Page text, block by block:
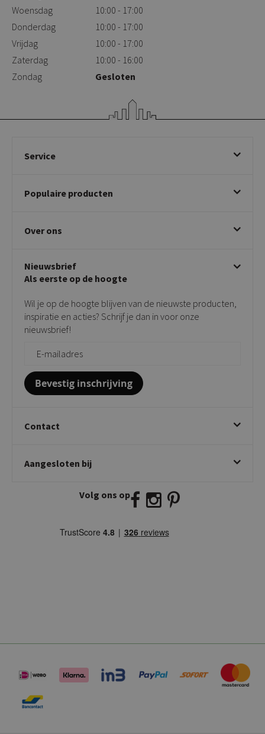
Woensdag
10:00 - 17:00
Donderdag
10:00 - 17:00
Vrijdag
10:00 - 17:00
Zaterdag
10:00 - 16:00
Zondag
Gesloten
Service
Betalen & annuleren
Klachtafhandeling
Privacy policy
Populaire producten
Draaibare eetkamerstoelen
Taupe stoelen
Tuinstoelen
Bijzettafels
Over ons
Showroom
Contact
Onderhoudsproducten
Vloerbescherming
Giftcards
Nieuwsbrief
Als eerste op de hoogte
Wil je op de hoogte blijven van de nieuwste producten,
inspiratie en acties? Schrijf je dan in voor onze
nieuwsbrief!
Bevestig inschrijving
Contact
Twijnstraweg 2
info@kickcollection.nl
Aangesloten bij
Volg ons op